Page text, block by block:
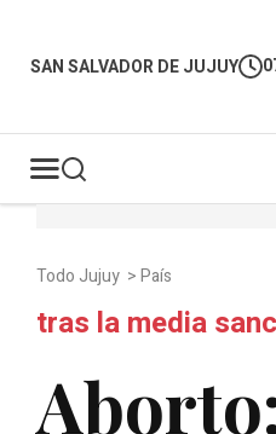
SAN SALVADOR DE JUJUY
Todo Jujuy >País
tras la media